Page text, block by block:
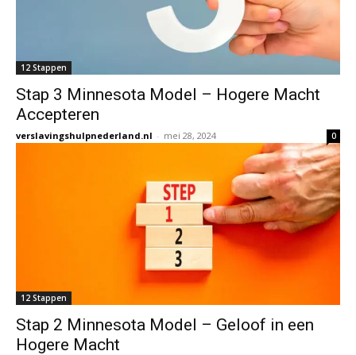
12 Stappen
Stap 3 Minnesota Model – Hogere Macht
Accepteren
verslavingshulpnederland.nl - mei 28, 2024 0
12 Stappen
Stap 2 Minnesota Model – Geloof in een
Hogere Macht